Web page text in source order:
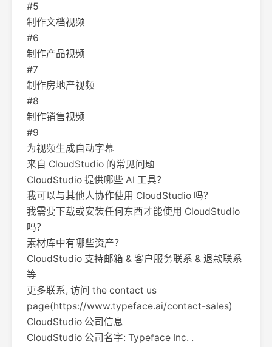
#5
制作文档视频
#6
制作产品视频
#7
制作房地产视频
#8
制作销售视频
#9
为视频生成自动字幕
来自 CloudStudio 的常见问题
CloudStudio 提供哪些 AI 工具？
我可以与其他人协作使用 CloudStudio 吗？
我需要下载或安装任何东西才能使用 CloudStudio
吗？
素材库中有哪些资产？
CloudStudio 支持邮箱 & 客户服务联系 & 退款联系
等
更多联系, 访问 the contact us
page(https://www.typeface.ai/contact-sales)
CloudStudio 公司信息
CloudStudio 公司名字: Typeface Inc. .